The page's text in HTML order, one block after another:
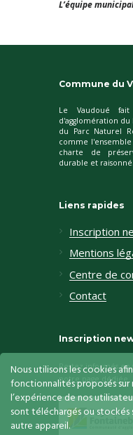
L’équipe
Commune du
Le Vaudoué
d'agglomération du
du Parc Naturel
comme
charte de
durable et raisonné.
Liens rapides
Inscription
Mentions
Centre de
Contact
Inscription
Restez informés en
notre page dédiée
Nous utilisons les cookies
fonctionnalités proposés
l’expérience de nos
sont téléchargés ou
autre appareil.